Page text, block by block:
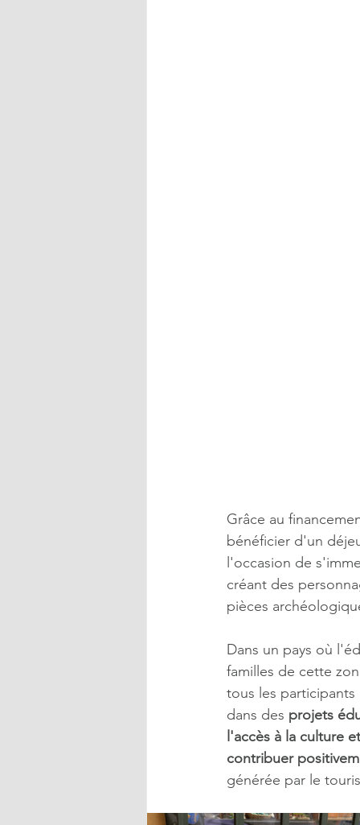
Grâce au
bénéficier d'un
l'occasion de
créant des
pièces
Dans un pays où
familles de cette
tous les
dans des projets
l'accès à la culture
contribuer
générée par le